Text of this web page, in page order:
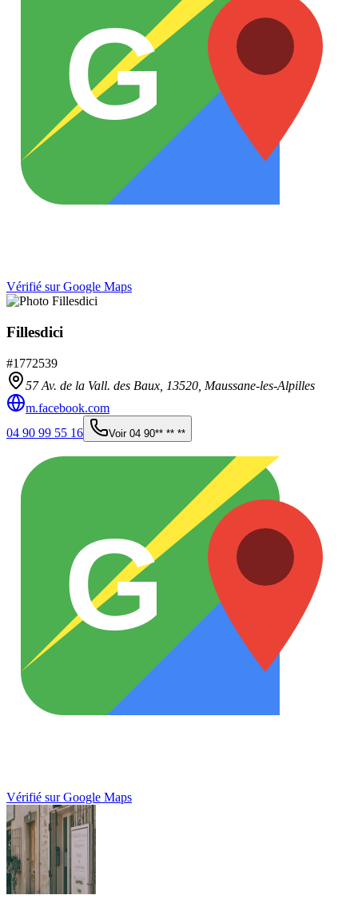
G
Vérifié sur Google Maps
Fillesdici
#1772539
57 Av. de la Vall. des Baux, 13520 Maussane-les-Alpilles
m.facebook.com
04 90 99 55 16
Voir 04 90** ** **
G
Vérifié sur Google Maps